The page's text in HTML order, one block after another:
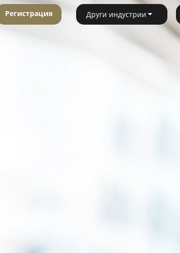
Регистрация Други индустрии